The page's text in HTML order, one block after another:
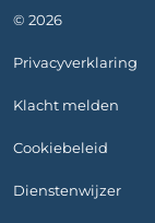
© 2026
Privacyverklaring
Klacht melden
Cookiebeleid
Dienstenwijzer